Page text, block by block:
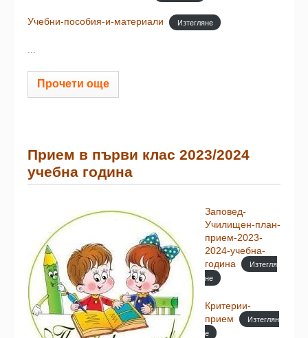
Учебни-пособия-и-материали Изтегляне
...
Прочети още
Прием в първи клас 2023/2024
учебна година
Заповед-
Училищен-план-
прием-2023-
2024-учебна-
година
Изтегля
не
Критерии-
прием
Изтеглян
е